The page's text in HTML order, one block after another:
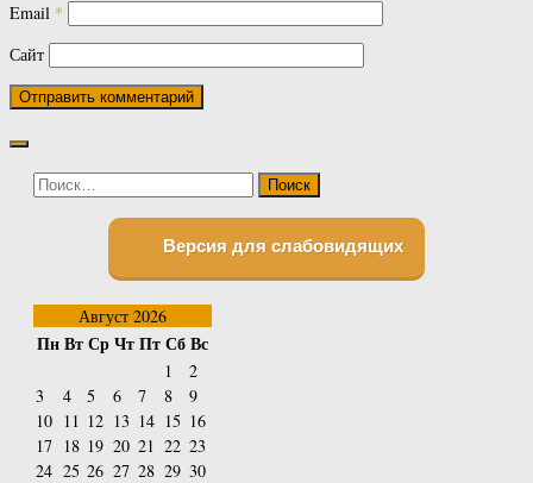
Email *
Сайт
Найти:
Версия для слабовидящих
Август 2026
ПнВтСрЧтПтСбВс
1
2
3
4 5 6 7 8
9
10 11 12 13 14 15 16
17 18 19 20 21 22 23
24 25 26 27 28 29 30